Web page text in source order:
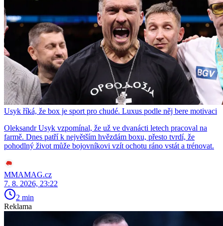
Usyk říká, že box je sport pro chudé. Luxus podle něj bere motivaci
Oleksandr Usyk vzpomínal, že už ve dvanácti letech pracoval na
farmě. Dnes patří k největším hvězdám boxu, přesto tvrdí, že
pohodlný život může bojovníkovi vzít ochotu ráno vstát a trénovat.
MMAMAG.cz
7. 8. 2026, 23:22
2 min
Reklama